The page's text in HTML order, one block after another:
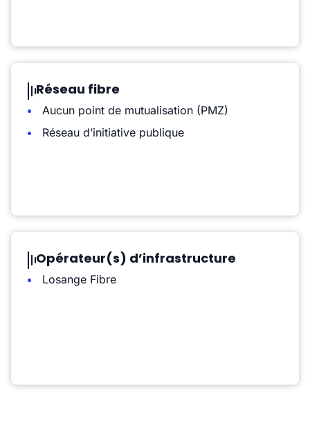
Réseau fibre
Aucun point de mutualisation (PMZ)
Réseau d’initiative publique
Opérateur(s) d’infrastructure
Losange Fibre